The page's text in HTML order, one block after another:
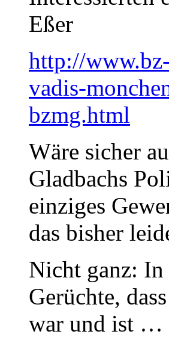
Eßer
http://
vadis-
bzmg.html
Wäre sicher
Gladbachs
einziges
das bisher
Nicht ganz:
Gerüchte,
war und ist …